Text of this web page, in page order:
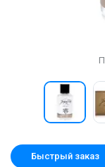
Быстрый заказ